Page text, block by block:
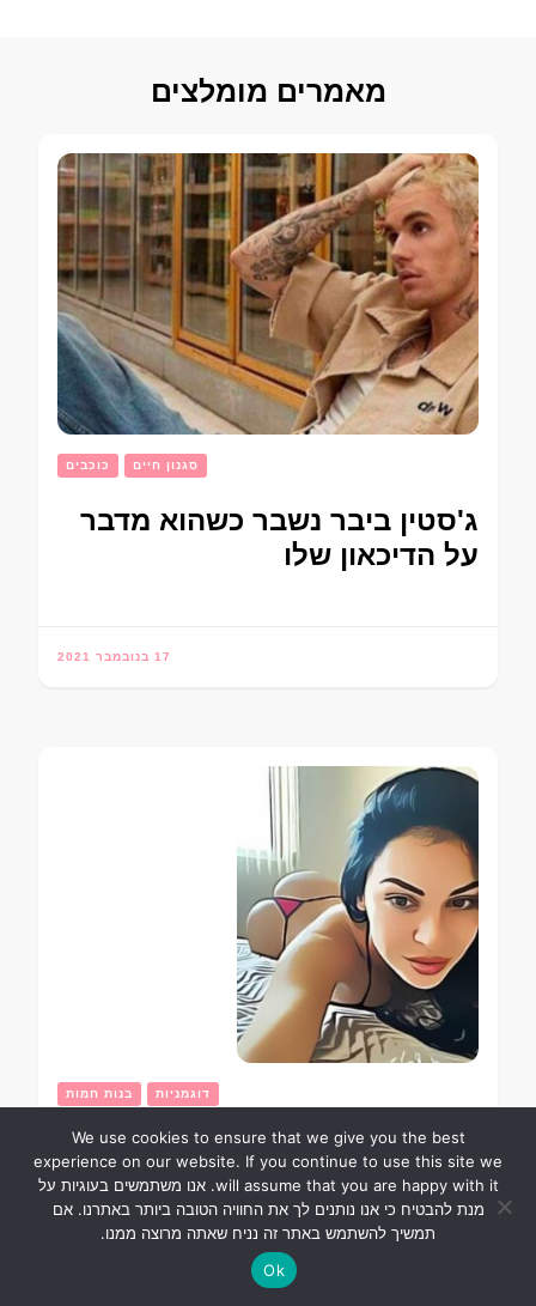
מאמרים מומלצים
כוכבים סגנון חיים
ג'סטין ביבר נשבר כשהוא מדבר
על הדיכאון שלו
17 בנובמבר 2021
בנות חמות דוגמניות
איננה אינאקי היא אלילה לוהטת
מיוון!
We use cookies to ensure that we give you the best
experience on our website. If you continue to use this site we
will assume that you are happy with it. אנו משתמשים בעוגיות על
מנת להבטיח כי אנו נותנים לך את החוויה הטובה ביותר באתרנו. אם
תמשיך להשתמש באתר זה נניח שאתה מרוצה ממנו.
Ok